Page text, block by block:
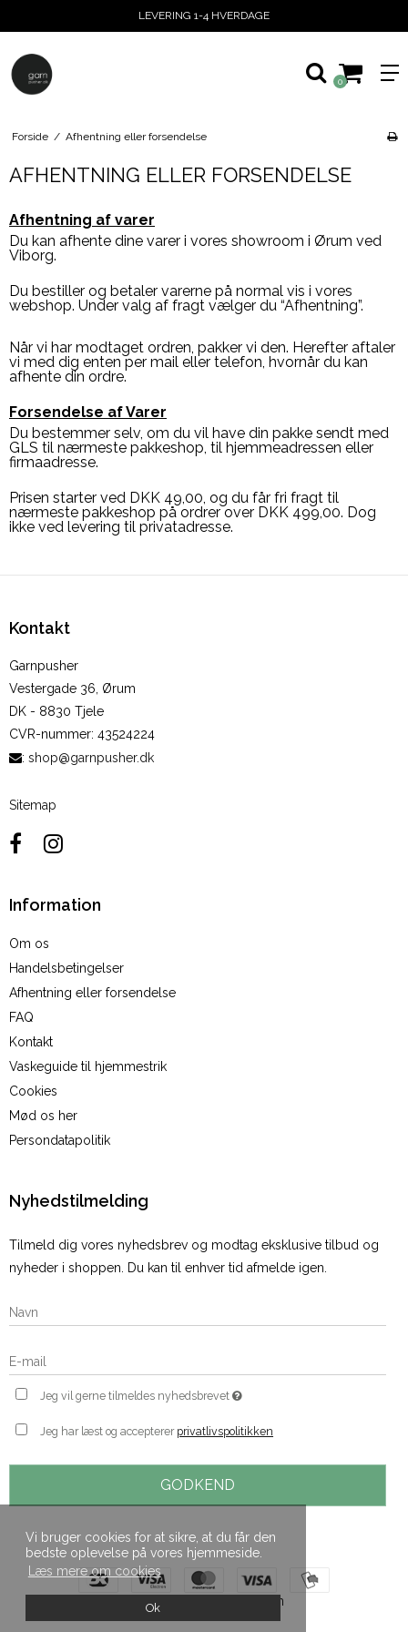
Vi bruger cookies for at sikre, at du får den
bedste oplevelse på vores hjemmeside.
Læs mere om cookies
Ok
LEVERING 1-4 HVERDAGE
0
Forside / Afhentning eller forsendelse
AFHENTNING ELLER FORSENDELSE
Afhentning af varer
Du kan afhente dine varer i vores showroom i Ørum ved
Viborg.
Du bestiller og betaler varerne på normal vis i vores
webshop. Under valg af fragt vælger du “Afhentning”.
Når vi har modtaget ordren, pakker vi den. Herefter aftaler
vi med dig enten per mail eller telefon, hvornår du kan
afhente din ordre.
Forsendelse af Varer
Du bestemmer selv, om du vil have din pakke sendt med
GLS til nærmeste pakkeshop, til hjemmeadressen eller
firmaadresse.
Prisen starter ved DKK 49,00, og du får fri fragt til
nærmeste pakkeshop på ordrer over DKK 499,00. Dog
ikke ved levering til privatadresse.
Kontakt
Garnpusher
Vestergade 36, Ørum
DK - 8830 Tjele
CVR-nummer: 43524224
: shop@garnpusher.dk
Sitemap
Information
Om os
Handelsbetingelser
Afhentning eller forsendelse
FAQ
Kontakt
Vaskeguide til hjemmestrik
Cookies
Mød os her
Persondatapolitik
Nyhedstilmelding
Tilmeld dig vores nyhedsbrev og modtag eksklusive tilbud og
nyheder i shoppen. Du kan til enhver tid afmelde igen.
Jeg vil gerne tilmeldes nyhedsbrevet
Jeg har læst og accepterer privatlivspolitikken
GODKEND
Skabt med ♥ af DanDomain